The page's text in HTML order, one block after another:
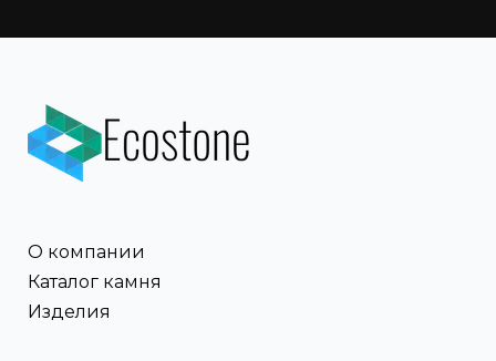
О компании
Каталог камня
Изделия